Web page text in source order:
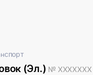
(Эл.) № XXXXXXX